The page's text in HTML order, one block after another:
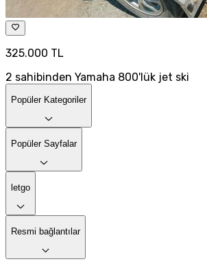
325.000 TL
2 sahibinden Yamaha 800'lük jet ski
Popüler Kategoriler
Popüler Sayfalar
letgo
Resmi bağlantılar